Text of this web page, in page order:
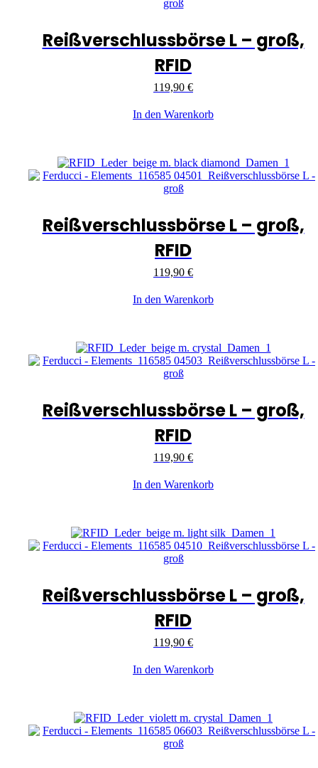
Reißverschlussbörse L – groß,
RFID
119,90 €
In den Warenkorb
Reißverschlussbörse L – groß,
RFID
119,90 €
In den Warenkorb
Reißverschlussbörse L – groß,
RFID
119,90 €
In den Warenkorb
Reißverschlussbörse L – groß,
RFID
119,90 €
In den Warenkorb